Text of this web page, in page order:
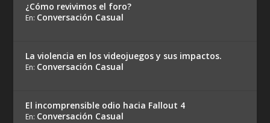
¿Cómo revivimos el foro?
En: Conversación Casual
La violencia en los videojuegos y sus impactos.
En: Conversación Casual
El incomprensible odio hacia Fallout 4
En: Conversación Casual